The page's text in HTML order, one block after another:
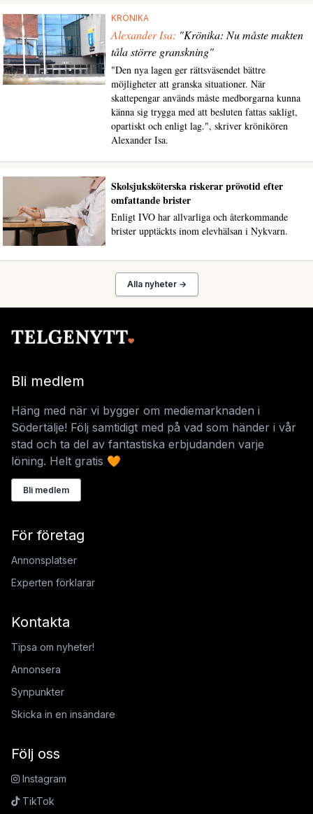
KRÖNIKA
Alexander Isa: "Krönika: Nu måste makten
tåla större granskning"
"Den nya lagen ger rättsväsendet bättre
möjligheter att granska situationer. När
skattepengar används måste medborgarna kunna
känna sig trygga med att besluten fattas sakligt,
opartiskt och enligt lag.", skriver krönikören
Alexander Isa.
Skolsjuksköterska riskerar prövotid efter
omfattande brister
Enligt IVO har allvarliga och återkommande
brister upptäckts inom elevhälsan i Nykvarn.
Alla nyheter →
Bli medlem
Häng med när vi bygger om mediemarknaden i
Södertälje! Följ samtidigt med på vad som händer i vår
stad och ta del av fantastiska erbjudanden varje
löning. Helt gratis 🧡
Bli medlem
För företag
Annonsplatser
Experten förklarar
Kontakta
Tipsa om nyheter!
Annonsera
Synpunkter
Skicka in en insändare
Följ oss
Instagram
TikTok